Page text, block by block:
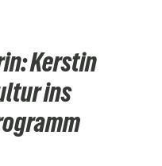
Kerstin
ins